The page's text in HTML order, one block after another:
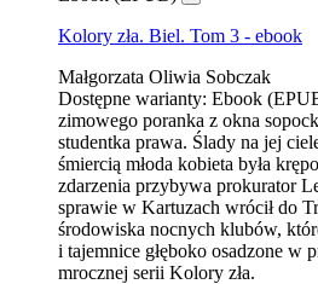
Kolory zła. Biel. Tom 3 - ebook
Małgorzata Oliwia Sobczak
Dostępne warianty: Ebook
zimowego poranka z okna
studentka prawa. Ślady na jej
śmiercią młoda kobieta była
zdarzenia przybywa prokurator
sprawie w Kartuzach wrócił do
środowiska nocnych klubów,
i tajemnice głęboko osadzone w
mrocznej serii Kolory zła.